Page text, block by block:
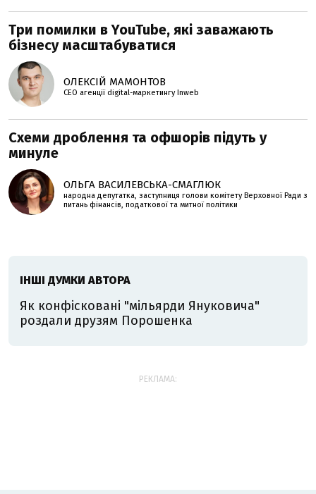
Три помилки в YouTube, які заважають
бізнесу масштабуватися
ОЛЕКСІЙ МАМОНТОВ
CEO агенції digital-маркетингу Inweb
Схеми дроблення та офшорів підуть у
минуле
ОЛЬГА ВАСИЛЕВСЬКА-СМАГЛЮК
народна депутатка, заступниця голови комітету Верховної Ради з
питань фінансів, податкової та митної політики
ІНШІ ДУМКИ АВТОРА
Як конфісковані "мільярди Януковича"
роздали друзям Порошенка
РЕКЛАМА: